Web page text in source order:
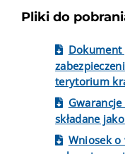
Pliki do
Dokument
terytorium
składane
Wniosek o